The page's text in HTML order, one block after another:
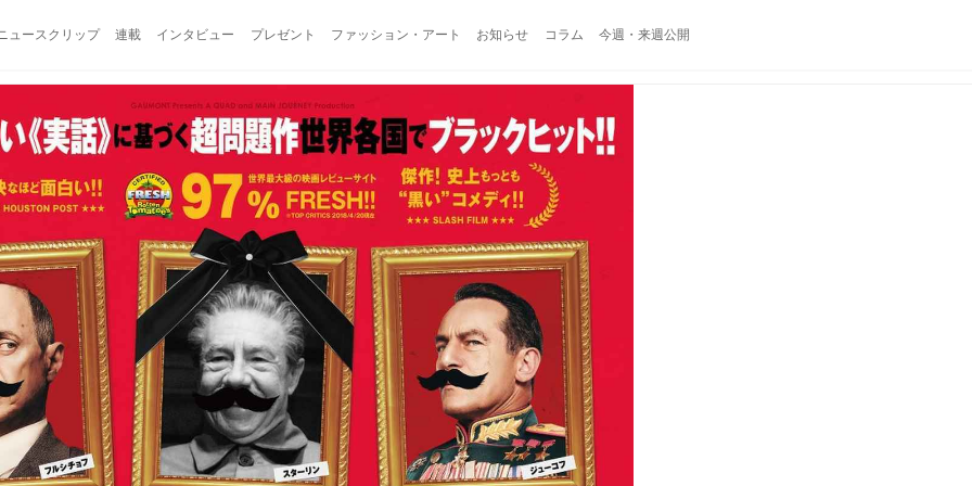
ュースクリップ 連載 インタビュー プレゼント ファッション・アート お知らせ コラム 今週・来週公開